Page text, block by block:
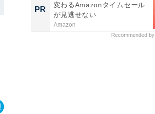
PR
変わるAmazonタイムセール
が見逃せない
Amazon
Recommended by